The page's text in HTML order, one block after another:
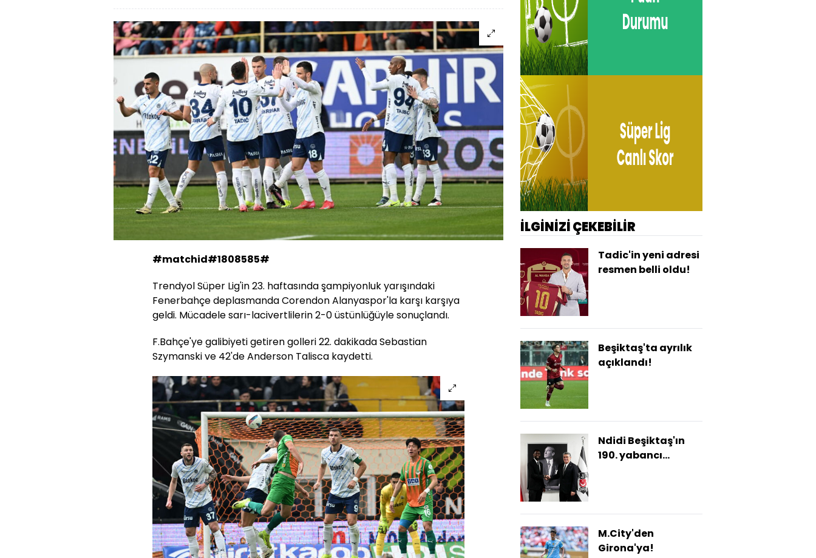
#matchid#1808585#
Trendyol Süper Lig'in 23. haftasında şampiyonluk yarışındaki
Fenerbahçe deplasmanda Corendon Alanyaspor'la karşı karşıya
geldi. Mücadele sarı-lacivertlilerin 2-0 üstünlüğüyle sonuçlandı.
F.Bahçe'ye galibiyeti getiren golleri 22. dakikada Sebastian
Szymanski ve 42'de Anderson Talisca kaydetti.
İLGİNİZİ ÇEKEBİLİR
Tadic'in yeni adresi
resmen belli oldu!
Beşiktaş'ta ayrılık
açıklandı!
Ndidi Beşiktaş'ın
190. yabancı
M.City'den
Girona'ya!